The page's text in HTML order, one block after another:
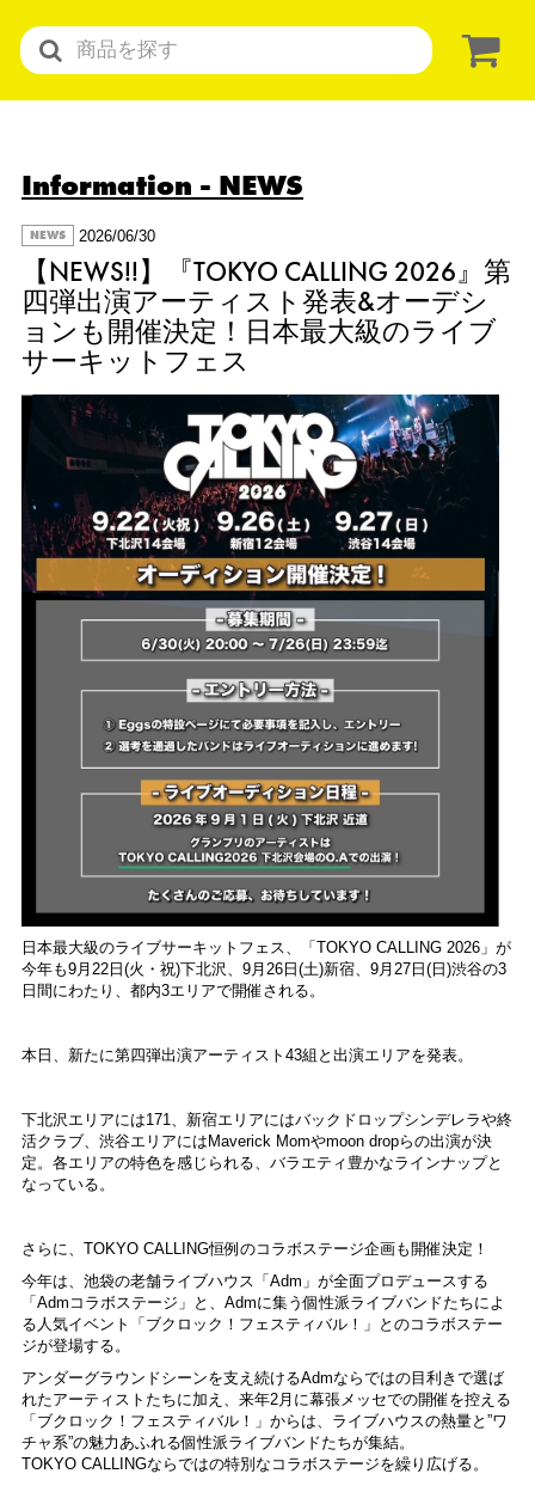
Information - NEWS
NEWS 2026/06/30
【NEWS!!】『TOKYO CALLING 2026』第
四弾出演アーティスト発表&オーデシ
ョンも開催決定！日本最大級のライブ
サーキットフェス
日本最大級のライブサーキットフェス、「TOKYO CALLING 2026」が
今年も9月22日(火・祝)下北沢、9月26日(土)新宿、9月27日(日)渋谷の3
日間にわたり、都内3エリアで開催される。
本日、新たに第四弾出演アーティスト43組と出演エリアを発表。
下北沢エリアには171、新宿エリアにはバックドロップシンデレラや終
活クラブ、渋谷エリアにはMaverick Momやmoon dropらの出演が決
定。各エリアの特色を感じられる、バラエティ豊かなラインナップと
なっている。
さらに、TOKYO CALLING恒例のコラボステージ企画も開催決定！
今年は、池袋の老舗ライブハウス「Adm」が全面プロデュースする
「Admコラボステージ」と、Admに集う個性派ライブバンドたちによ
る人気イベント「ブクロック！フェスティバル！」とのコラボステー
ジが登場する。
アンダーグラウンドシーンを支え続けるAdmならではの目利きで選ば
れたアーティストたちに加え、来年2月に幕張メッセでの開催を控える
「ブクロック！フェスティバル！」からは、ライブハウスの熱量と”ワ
チャ系”の魅力あふれる個性派ライブバンドたちが集結。
TOKYO CALLINGならではの特別なコラボステージを繰り広げる。